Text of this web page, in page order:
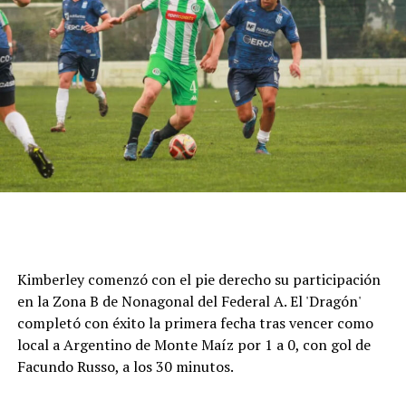
Cómo funciona el Power Ranking de la Fórmula 1
Esta clasificación funciona a través de un panel de cinco
incluye también la clasificación previa y, en caso de
tener, las carreras sprint.
Este análisis tiene la premisa de dejar de lado el
potencial del auto en la calificación de los pilotos, por lo
Kimberley comenzó con el pie derecho su participación
en la Zona B de Nonagonal del Federal A. El 'Dragón'
completó con éxito la primera fecha tras vencer como
local a Argentino de Monte Maíz por 1 a 0, con gol de
Facundo Russo, a los 30 minutos.